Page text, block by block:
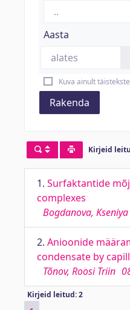
Aasta
Kuva ainult täistekste
Rakenda
Kirjeid
1. Surfaktantide
complexes
Bogdanova, Kseniya
2. Anioonide
condensate by
Tõnov, Roosi Triin
Kirjeid leitud: 2